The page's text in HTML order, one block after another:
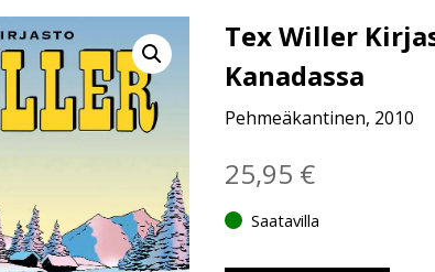
Tex Willer
Kanadassa
Pehmeäkantinen, 2010
25,95 €
Saatavilla